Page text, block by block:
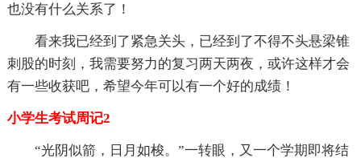
也没有什么关系了！
看来我已经到了紧急关头，已经到了不得不头悬梁锥
刺股的时刻，我需要努力的复习两天两夜，或许这样才会
有一些收获吧，希望今年可以有一个好的成绩！
小学生考试周记2
“光阴似箭，日月如梭。”一转眼，又一个学期即将结